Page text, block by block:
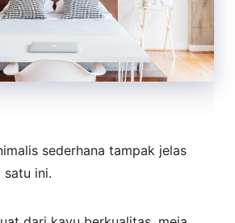
sederhana tampak jelas
satu ini.